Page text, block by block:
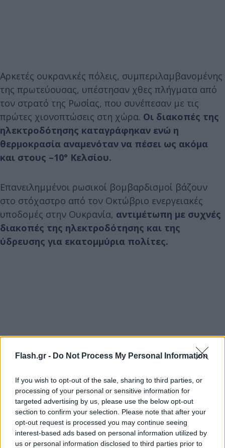
Flash.gr - Do Not Process My Personal Information
If you wish to opt-out of the sale, sharing to third parties, or
processing of your personal or sensitive information for
targeted advertising by us, please use the below opt-out
section to confirm your selection. Please note that after your
opt-out request is processed you may continue seeing
interest-based ads based on personal information utilized by
us or personal information disclosed to third parties prior to
Αρκετές ουκρανικές πόλεις, συμπεριλαμβανομένης
της πρωτεύουσας, υπέστησαν χθες πλήγματα από
τον στρατό της Ρωσίας, που συνέπεσαν με τις
πρώτες χιονοπτώσεις στη χώρα. Οι διακοπές της
ηλεκτροδότησης καταγράφηκαν ενώ η
θερμοκρασία αναμενόταν να πέσει ως ακόμα
και στους –10° Κελσίου.
Επανειλημμένοι ρωσικοί βομβαρδισμοί βάζουν
στο στόχαστρο από τον Οκτώβριο ενεργειακές
υποδομές στην Ουκρανία, αντιμέτωπη με συχνές
διακοπές της ηλεκτροδότησης και της
ύδρευσης για εκατομμύρια πολίτες.